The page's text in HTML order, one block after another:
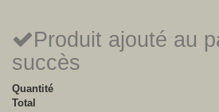
Produit ajouté au
succès
Quantité
Total